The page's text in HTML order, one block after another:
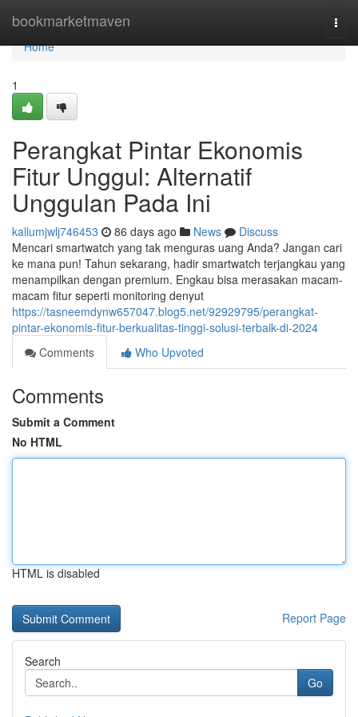
bookmarketmaven
Home
Home
1
Perangkat Pintar Ekonomis
Fitur Unggul: Alternatif
Unggulan Pada Ini
kallumjwlj746453 86 days ago News
Discuss
Mencari smartwatch yang tak menguras uang Anda? Jangan cari
ke mana pun! Tahun sekarang, hadir smartwatch terjangkau yang
menampilkan dengan premium. Engkau bisa merasakan macam-
macam fitur seperti monitoring denyut
https://tasneemdynw657047.blog5.net/92929795/perangkat-
pintar-ekonomis-fitur-berkualitas-tinggi-solusi-terbaik-di-2024
Comments
Who Upvoted
Comments
Submit a Comment
No HTML
HTML is disabled
Report Page
Search
Go